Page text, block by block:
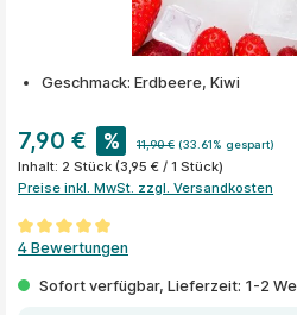
Geschmack: Erdbeere, Kiwi
7,90 € % 11,90 € (33.61% gespart)
Inhalt: 2 Stück (3,95 € / 1 Stück)
Preise inkl. MwSt. zzgl. Versandkosten
Durchschnittliche Bewertung von 5 von
4 Bewertungen
Sofort verfügbar, Lieferzeit: 1-2